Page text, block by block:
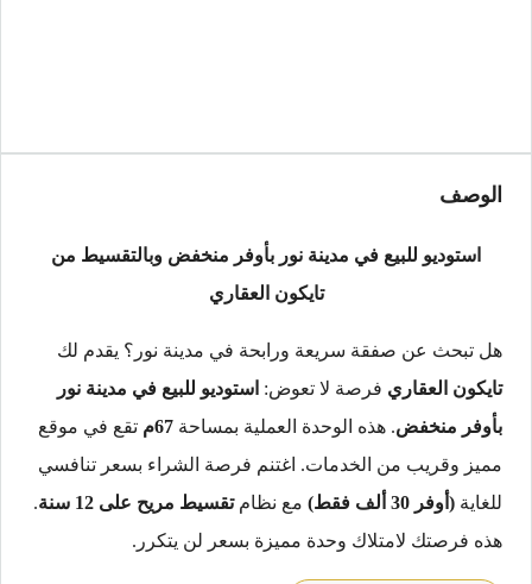
الوصف
استوديو للبيع في مدينة نور بأوفر منخفض وبالتقسيط من
تايكون العقاري
هل تبحث عن صفقة سريعة ورابحة في مدينة نور؟ يقدم لك
تايكون العقاري فرصة لا تعوض: استوديو للبيع في مدينة نور
بأوفر منخفض. هذه الوحدة العملية بمساحة 67م
تقع في موقع
مميز وقريب من الخدمات. اغتنم فرصة الشراء بسعر تنافسي
للغاية (أوفر 30 ألف فقط) مع نظامتقسيط مريح على 12 سنة
.
هذه فرصتك لامتلاك وحدة مميزة بسعر لن يتكرر.